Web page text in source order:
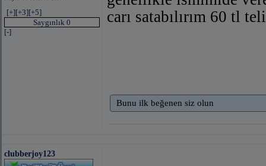
[+][+3][+5]
Saygınlık 0
[-]
carı satabılırım 60 tl
Bunu ilk beğenen siz olun
clubberjoy123